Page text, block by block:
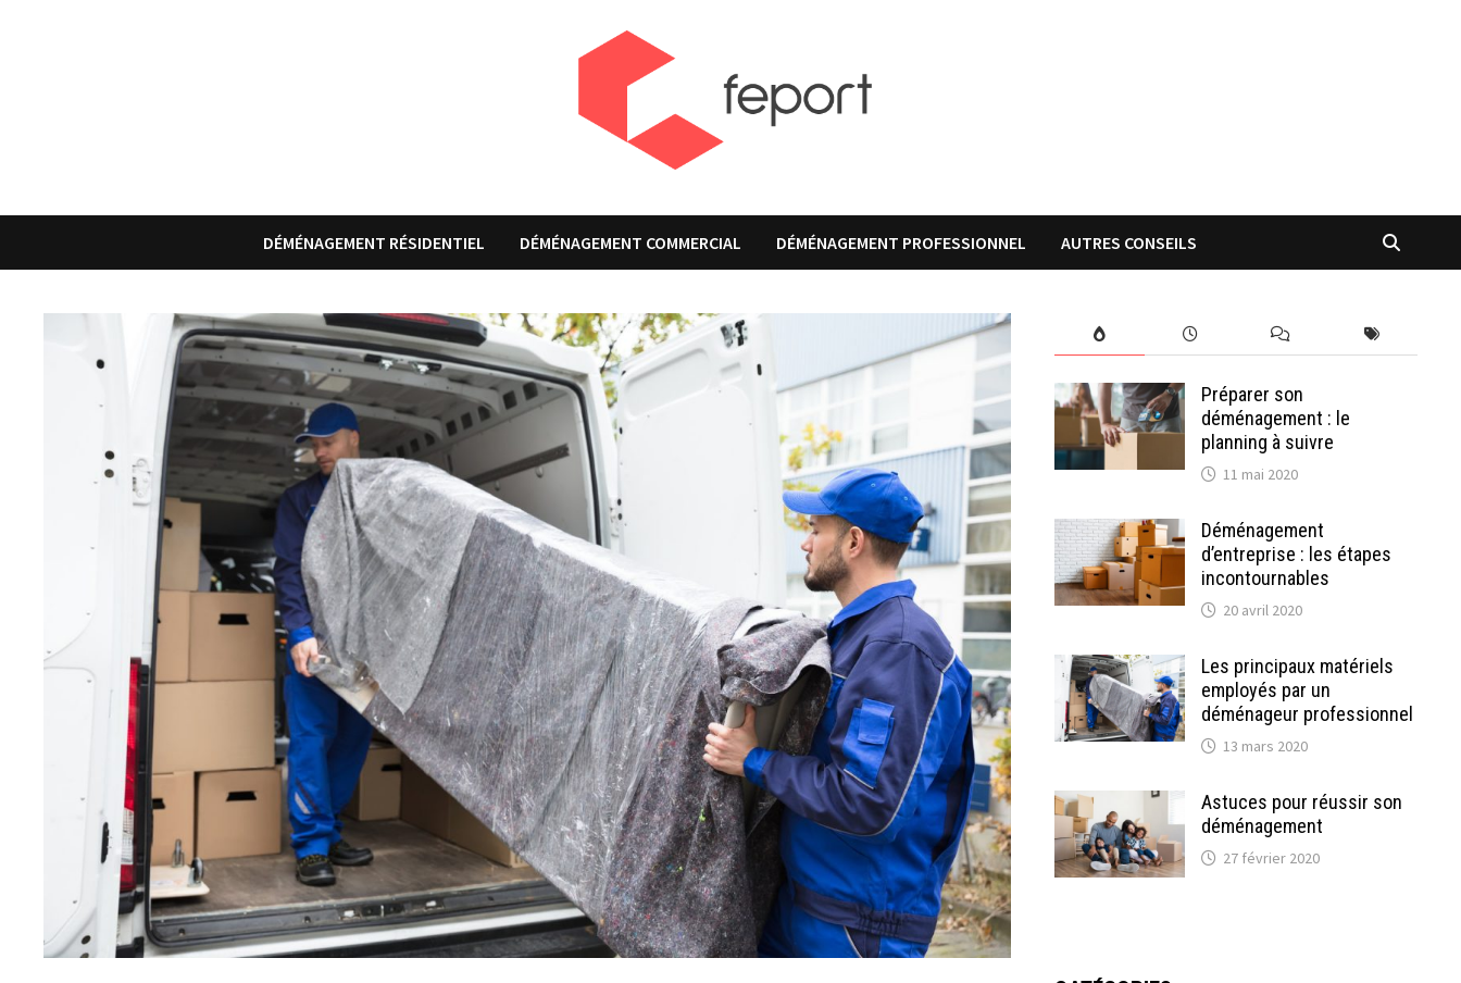
DÉMÉNAGEMENT RÉSIDENTIEL DÉMÉNAGEMENT COMMERCIAL DÉMÉNAGEMENT PROFESSIONNEL AUTRES CONSEILS
Préparer son
déménagement : le
planning à suivre
11 mai 2020
Déménagement
d’entreprise : les étapes
incontournables
20 avril 2020
Les principaux matériels
employés par un
déménageur professionnel
13 mars 2020
Astuces pour réussir son
déménagement
27 février 2020